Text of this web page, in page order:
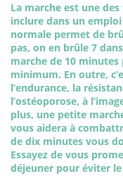
La marche est une
inclure dans un
normale permet de
pas, on en brûle 7
marche de 10
minimum. En outre,
l’endurance, la
l’ostéoporose, à
plus, une petite
vous aidera à
de dix minutes vous
Essayez de vous
déjeuner pour éviter